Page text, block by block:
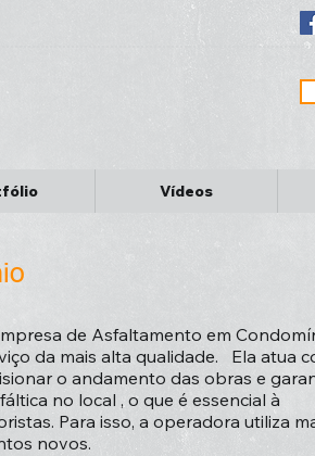
Vídeos
de Asfaltamento em
da mais alta qualidade. Ela atua
o andamento das obras e
no local , o que é essencial à
Para isso, a operadora utiliza
novos.